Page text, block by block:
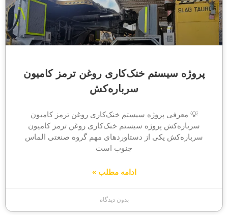
پروژه سیستم خنک‌کاری روغن ترمز کامیون
سرباره‌کش
💡 معرفی پروژه سیستم خنک‌کاری روغن ترمز کامیون
سرباره‌کش پروژه سیستم خنک‌کاری روغن ترمز کامیون
سرباره‌کش یکی از دستاوردهای مهم گروه صنعتی الماس
جنوب است
ادامه مطلب »
بدون دیدگاه